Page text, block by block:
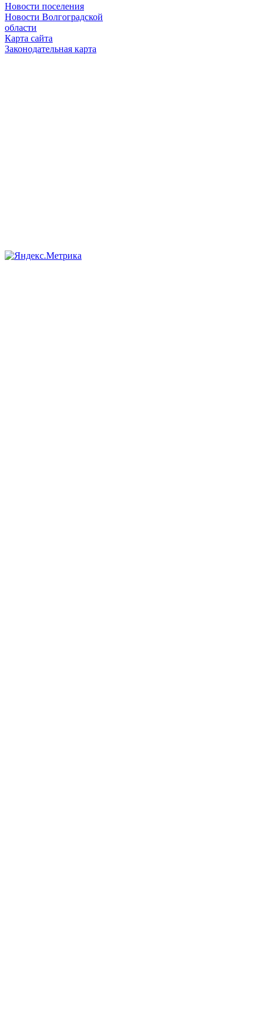
Новости поселения
Новости Волгоградской
области
Карта сайта
Законодательная карта